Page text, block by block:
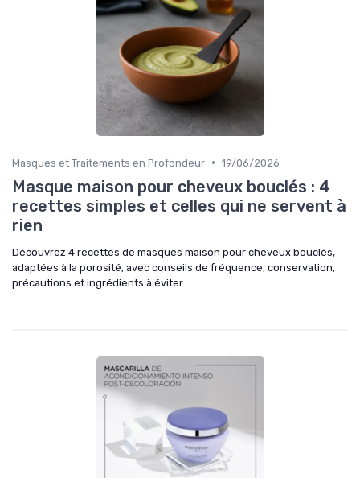
Masques et Traitements en Profondeur • 19/06/2026
Masque maison pour cheveux bouclés : 4
recettes simples et celles qui ne servent à
rien
Découvrez 4 recettes de masques maison pour cheveux bouclés,
adaptées à la porosité, avec conseils de fréquence, conservation,
précautions et ingrédients à éviter.